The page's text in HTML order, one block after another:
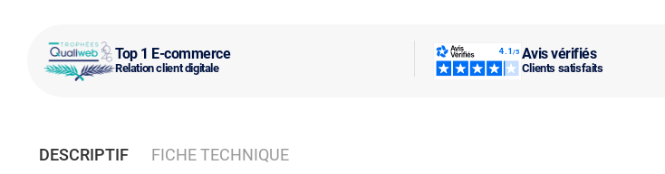
Top 1 E-commerce
Relation client digitale
Avis vérifiés
Clients satisfaits
DESCRIPTIF FICHE TECHNIQUE